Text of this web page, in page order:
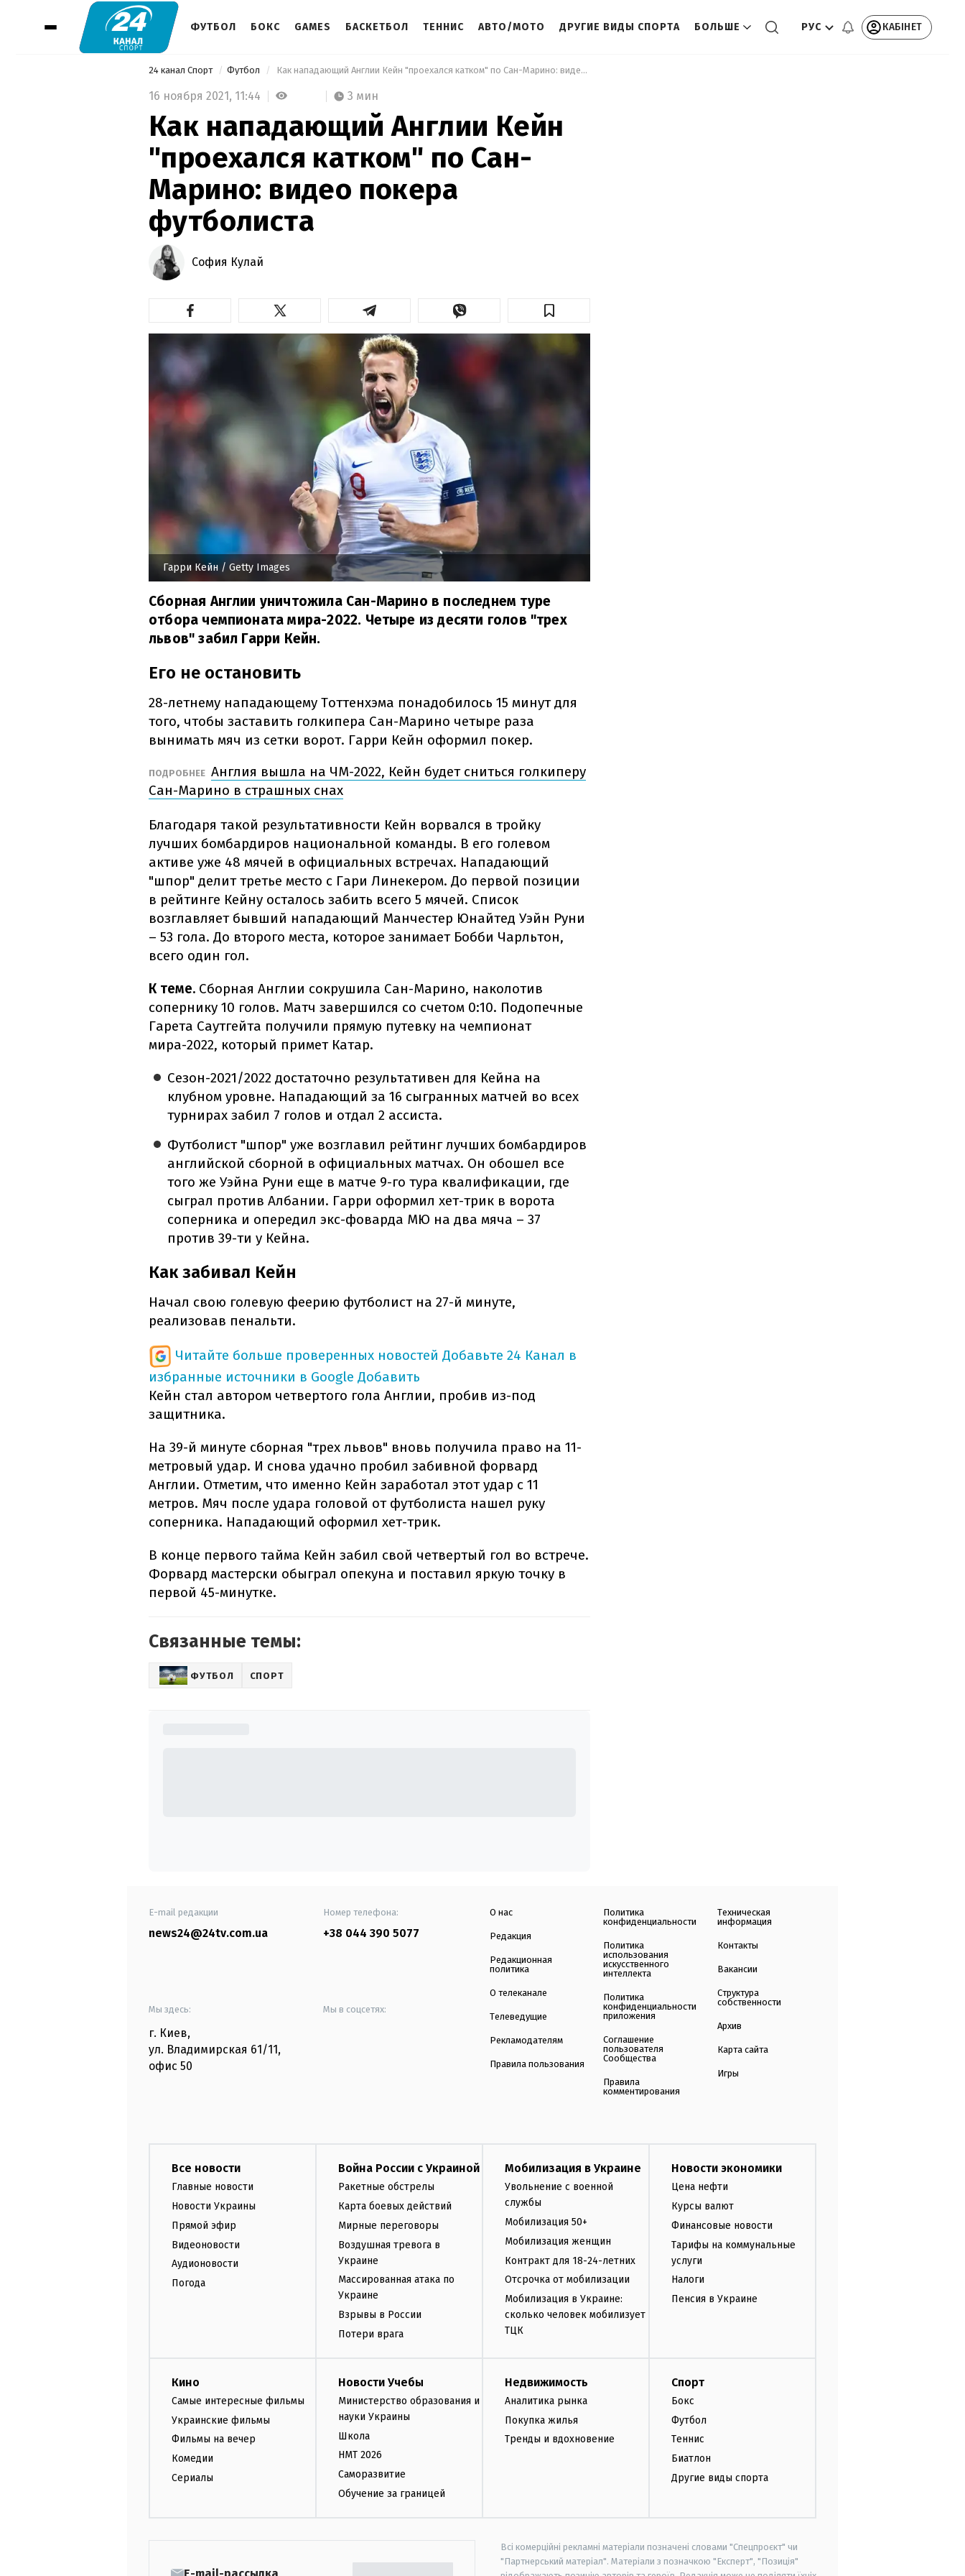
ФУТБОЛ БОКС GAMES БАСКЕТБОЛ ТЕННИС АВТО/МОТО ДРУГИЕ ВИДЫ СПОРТА БОЛЬШЕ РУС КАБІНЕТ
24 канал Спорт Футбол Как нападающий Англии Кейн "проехался катком" по Сан-Марино: видео покера футболиста
16 ноября 2021, 11:44 3 мин
Как нападающий Англии Кейн
"проехался катком" по Сан-
Марино: видео покера
футболиста
София Кулай
Гарри Кейн / Getty Images
Сборная Англии уничтожила Сан-Марино в последнем туре
отбора чемпионата мира-2022. Четыре из десяти голов "трех
львов" забил Гарри Кейн.
Его не остановить
28-летнему нападающему Тоттенхэма понадобилось 15 минут для
того, чтобы заставить голкипера Сан-Марино четыре раза
вынимать мяч из сетки ворот. Гарри Кейн оформил покер.
ПОДРОБНЕЕ Англия вышла на ЧМ-2022, Кейн будет сниться голкиперу
Сан-Марино в страшных снах
Благодаря такой результативности Кейн ворвался в тройку
лучших бомбардиров национальной команды. В его голевом
активе уже 48 мячей в официальных встречах. Нападающий
"шпор" делит третье место с Гари Линекером. До первой позиции
в рейтинге Кейну осталось забить всего 5 мячей. Список
возглавляет бывший нападающий Манчестер Юнайтед Уэйн Руни
– 53 гола. До второго места, которое занимает Бобби Чарльтон,
всего один гол.
К теме. Сборная Англии сокрушила Сан-Марино, наколотив
сопернику 10 голов. Матч завершился со счетом 0:10. Подопечные
Гарета Саутгейта получили прямую путевку на чемпионат
мира-2022, который примет Катар.
Сезон-2021/2022 достаточно результативен для Кейна на
клубном уровне. Нападающий за 16 сыгранных матчей во всех
турнирах забил 7 голов и отдал 2 ассиста.
Футболист "шпор" уже возглавил рейтинг лучших бомбардиров
английской сборной в официальных матчах. Он обошел все
того же Уэйна Руни еще в матче 9-го тура квалификации, где
сыграл против Албании. Гарри оформил хет-трик в ворота
соперника и опередил экс-фоварда МЮ на два мяча – 37
против 39-ти у Кейна.
Как забивал Кейн
Начал свою голевую феерию футболист на 27-й минуте,
реализовав пенальти.
Читайте больше проверенных новостей Добавьте 24 Канал в
избранные источники в Google Добавить
Кейн стал автором четвертого гола Англии, пробив из-под
защитника.
На 39-й минуте сборная "трех львов" вновь получила право на 11-
метровый удар. И снова удачно пробил забивной форвард
Англии. Отметим, что именно Кейн заработал этот удар с 11
метров. Мяч после удара головой от футболиста нашел руку
соперника. Нападающий оформил хет-трик.
В конце первого тайма Кейн забил свой четвертый гол во встрече.
Форвард мастерски обыграл опекуна и поставил яркую точку в
первой 45-минутке.
Связанные темы:
ФУТБОЛ СПОРТ
E-mail редакции
news24@24tv.com.ua
Номер телефона:
+38 044 390 5077
Мы здесь:
г. Киев,
ул. Владимирская 61/11,
офис 50
Мы в соцсетях:
О нас
Редакция
Редакционная
политика
О телеканале
Телеведущие
Рекламодателям
Правила пользования
Политика
конфиденциальности
Политика
использования
искусственного
интеллекта
Политика
конфиденциальности
приложения
Соглашение
пользователя
Сообщества
Правила
комментирования
Техническая
информация
Контакты
Вакансии
Структура
собственности
Архив
Карта сайта
Игры
Все новости
Главные новости
Новости Украины
Прямой эфир
Видеоновости
Аудионовости
Погода
Война России с Украиной
Ракетные обстрелы
Карта боевых действий
Мирные переговоры
Воздушная тревога в
Украине
Массированная атака по
Украине
Взрывы в России
Потери врага
Мобилизация в Украине
Увольнение с военной
службы
Мобилизация 50+
Мобилизация женщин
Контракт для 18-24-летних
Отсрочка от мобилизации
Мобилизация в Украине:
сколько человек мобилизует
ТЦК
Новости экономики
Цена нефти
Курсы валют
Финансовые новости
Тарифы на коммунальные
услуги
Налоги
Пенсия в Украине
Кино
Самые интересные фильмы
Украинские фильмы
Фильмы на вечер
Комедии
Сериалы
Новости Учебы
Министерство образования и
науки Украины
Школа
НМТ 2026
Саморазвитие
Обучение за границей
Недвижимость
Аналитика рынка
Покупка жилья
Тренды и вдохновение
Спорт
Бокс
Футбол
Теннис
Биатлон
Другие виды спорта
Всі комерційні рекламні матеріали позначені словами "Спецпроєкт" чи
"Партнерський матеріал". Матеріали з позначкою "Експерт", "Позиція"